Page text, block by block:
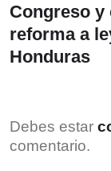
Congreso y
reforma a
Honduras
Debes estar
comentario.